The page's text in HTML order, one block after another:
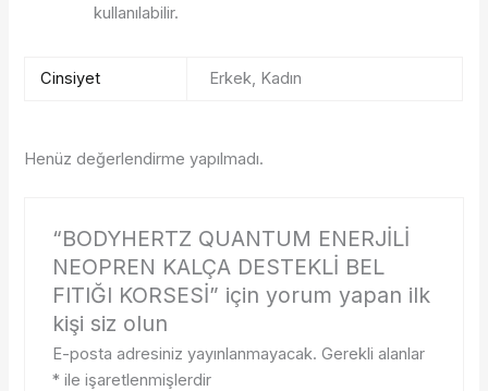
kullanılabilir.
Cinsiyet Erkek, Kadın
Henüz değerlendirme yapılmadı.
“BODYHERTZ QUANTUM ENERJİLİ
NEOPREN KALÇA DESTEKLİ BEL
FITIĞI KORSESİ” için yorum yapan ilk
kişi siz olun
E-posta adresiniz yayınlanmayacak. Gerekli alanlar
* ile işaretlenmişlerdir